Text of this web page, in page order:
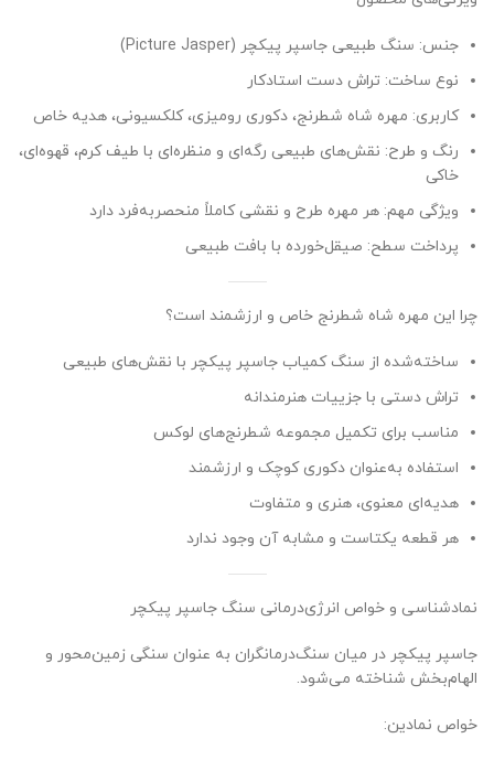
جنس: سنگ طبیعی جاسپر پیکچر (Picture Jasper)
نوع ساخت: تراش دست استادکار
کاربری: مهره شاه شطرنج، دکوری رومیزی، کلکسیونی، هدیه خاص
رنگ و طرح: نقش‌های طبیعی رگه‌ای و منظره‌ای با طیف کرم، قهوه‌ای،
خاکی
ویژگی مهم: هر مهره طرح و نقشی کاملاً منحصر‌به‌فرد دارد
پرداخت سطح: صیقل‌خورده با بافت طبیعی
چرا این مهره شاه شطرنج خاص و ارزشمند است؟
ساخته‌شده از سنگ کمیاب جاسپر پیکچر با نقش‌های طبیعی
تراش دستی با جزییات هنرمندانه
مناسب برای تکمیل مجموعه شطرنج‌های لوکس
استفاده به‌عنوان دکوری کوچک و ارزشمند
هدیه‌ای معنوی، هنری و متفاوت
هر قطعه یکتاست و مشابه آن وجود ندارد
نمادشناسی و خواص انرژی‌درمانی سنگ جاسپر پیکچر
جاسپر پیکچر در میان سنگ‌درمانگران به عنوان سنگی زمین‌محور و
الهام‌بخش شناخته می‌شود.
خواص نمادین: